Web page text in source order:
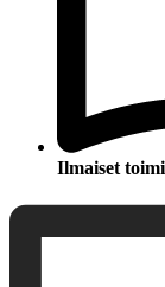
Ilmaiset